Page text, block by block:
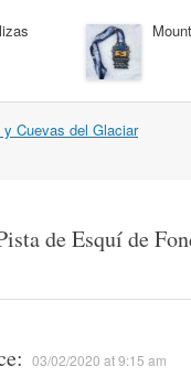
Cuevas del Glaciar
de Esquí de
03/02/2020 at 9:15 am